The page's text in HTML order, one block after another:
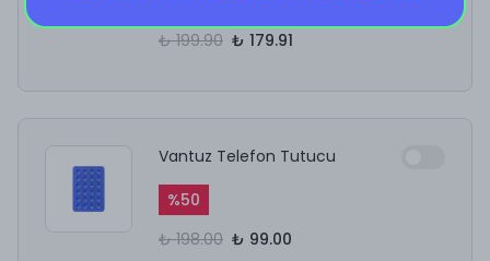
₺ 199.90 ₺ 179.91
Vantuz Telefon Tutucu
%50
₺ 198.00 ₺ 99.00